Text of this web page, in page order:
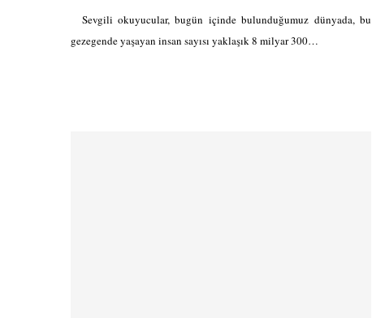
Sevgili okuyucular, bugün içinde bulunduğumuz dünyada, bu
gezegende yaşayan insan sayısı yaklaşık 8 milyar 300…